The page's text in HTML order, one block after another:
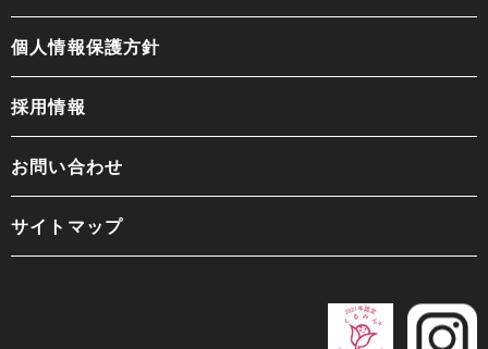
個人情報保護方針
採用情報
お問い合わせ
サイトマップ